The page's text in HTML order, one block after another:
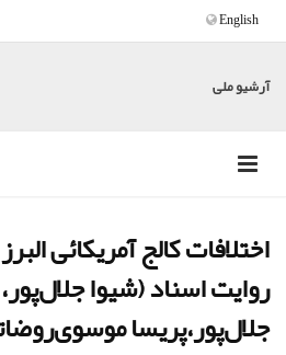
English
آرشیو ملی
اختلافات کالج آمریکائی
روایت اسناد (شیوا
جلال‌پور،‌پریسا